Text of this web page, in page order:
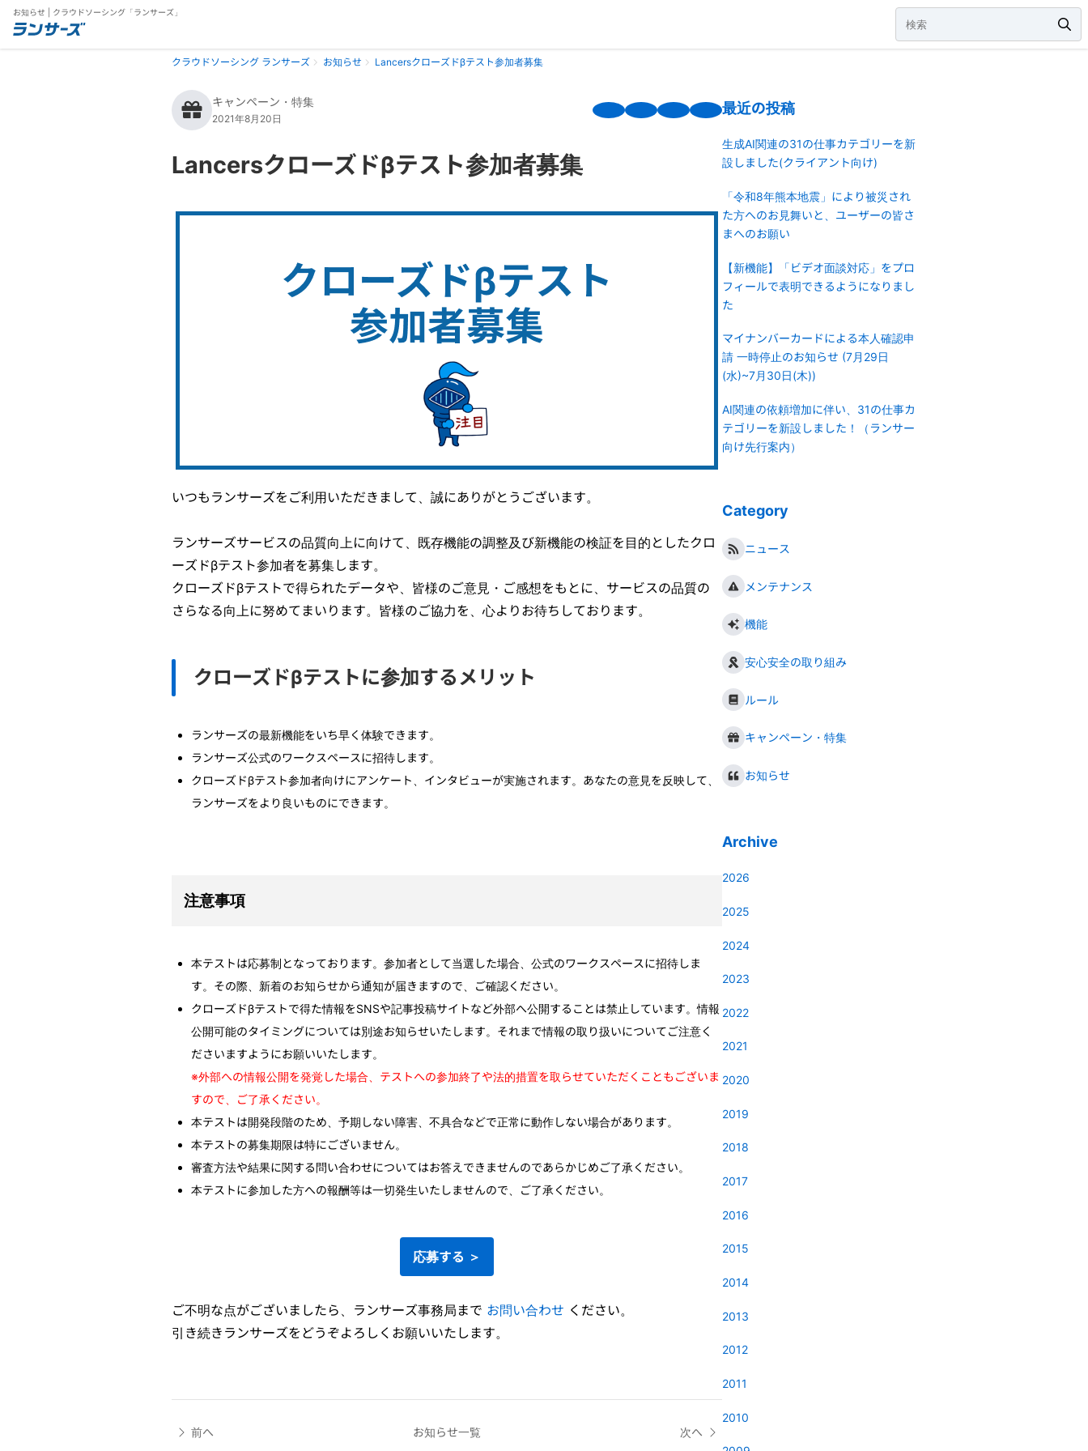
お知らせ | クラウドソーシング「ランサーズ」
クラウドソーシング ランサーズ お知らせ Lancersクローズドβテスト参加者募集
キャンペーン・特集
2021年8月20日
Lancersクローズドβテスト参加者募集
いつもランサーズをご利用いただきまして、誠にありがとうございます。
ランサーズサービスの品質向上に向けて、既存機能の調整及び新機能の検証を目的としたクロ
ーズドβテスト参加者を募集します。
クローズドβテストで得られたデータや、皆様のご意見・ご感想をもとに、サービスの品質の
さらなる向上に努めてまいります。皆様のご協力を、心よりお待ちしております。
クローズドβテストに参加するメリット
ランサーズの最新機能をいち早く体験できます。
ランサーズ公式のワークスペースに招待します。
クローズドβテスト参加者向けにアンケート、インタビューが実施されます。あなたの意見を反映して、
ランサーズをより良いものにできます。
注意事項
本テストは応募制となっております。参加者として当選した場合、公式のワークスペースに招待しま
す。その際、新着のお知らせから通知が届きますので、ご確認ください。
クローズドβテストで得た情報をSNSや記事投稿サイトなど外部へ公開することは禁止しています。情報
公開可能のタイミングについては別途お知らせいたします。それまで情報の取り扱いについてご注意く
ださいますようにお願いいたします。
※外部への情報公開を発覚した場合、テストへの参加終了や法的措置を取らせていただくこともございま
すので、ご了承ください。
本テストは開発段階のため、予期しない障害、不具合などで正常に動作しない場合があります。
本テストの募集期限は特にございません。
審査方法や結果に関する問い合わせについてはお答えできませんのであらかじめご了承ください。
本テストに参加した方への報酬等は一切発生いたしませんので、ご了承ください。
応募する ＞
ご不明な点がございましたら、ランサーズ事務局まで お問い合わせ ください。
引き続きランサーズをどうぞよろしくお願いいたします。
前へ お知らせ一覧 次へ
最近の投稿
生成AI関連の31の仕事カテゴリーを新
設しました(クライアント向け)
「令和8年熊本地震」により被災され
た方へのお見舞いと、ユーザーの皆さ
まへのお願い
【新機能】「ビデオ面談対応」をプロ
フィールで表明できるようになりまし
た
マイナンバーカードによる本人確認申
請 一時停止のお知らせ (7月29日
(水)~7月30日(木))
AI関連の依頼増加に伴い、31の仕事カ
テゴリーを新設しました！（ランサー
向け先行案内）
Category
ニュース
メンテナンス
機能
安心安全の取り組み
ルール
キャンペーン・特集
お知らせ
Archive
2026
2025
2024
2023
2022
2021
2020
2019
2018
2017
2016
2015
2014
2013
2012
2011
2010